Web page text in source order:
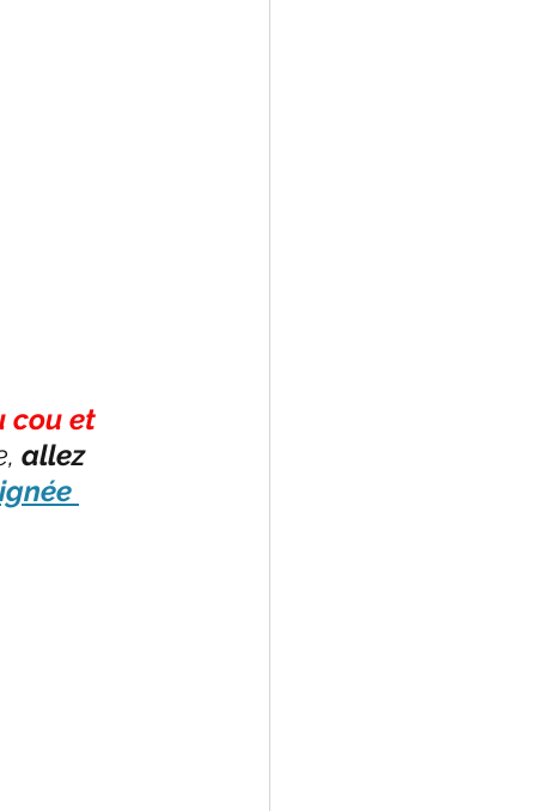
cou et
allez